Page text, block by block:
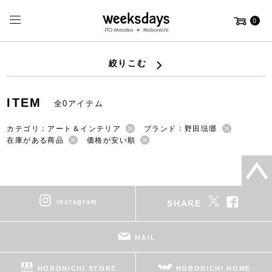
0
絞りこむ
ITEM 全0アイテム
カテゴリ：アート＆インテリア
ブランド：野田琺瑯
在庫がある商品
価格が安い順
instagram SHARE
MAIL
HOBONICHI STORE HOBONICHI HOME